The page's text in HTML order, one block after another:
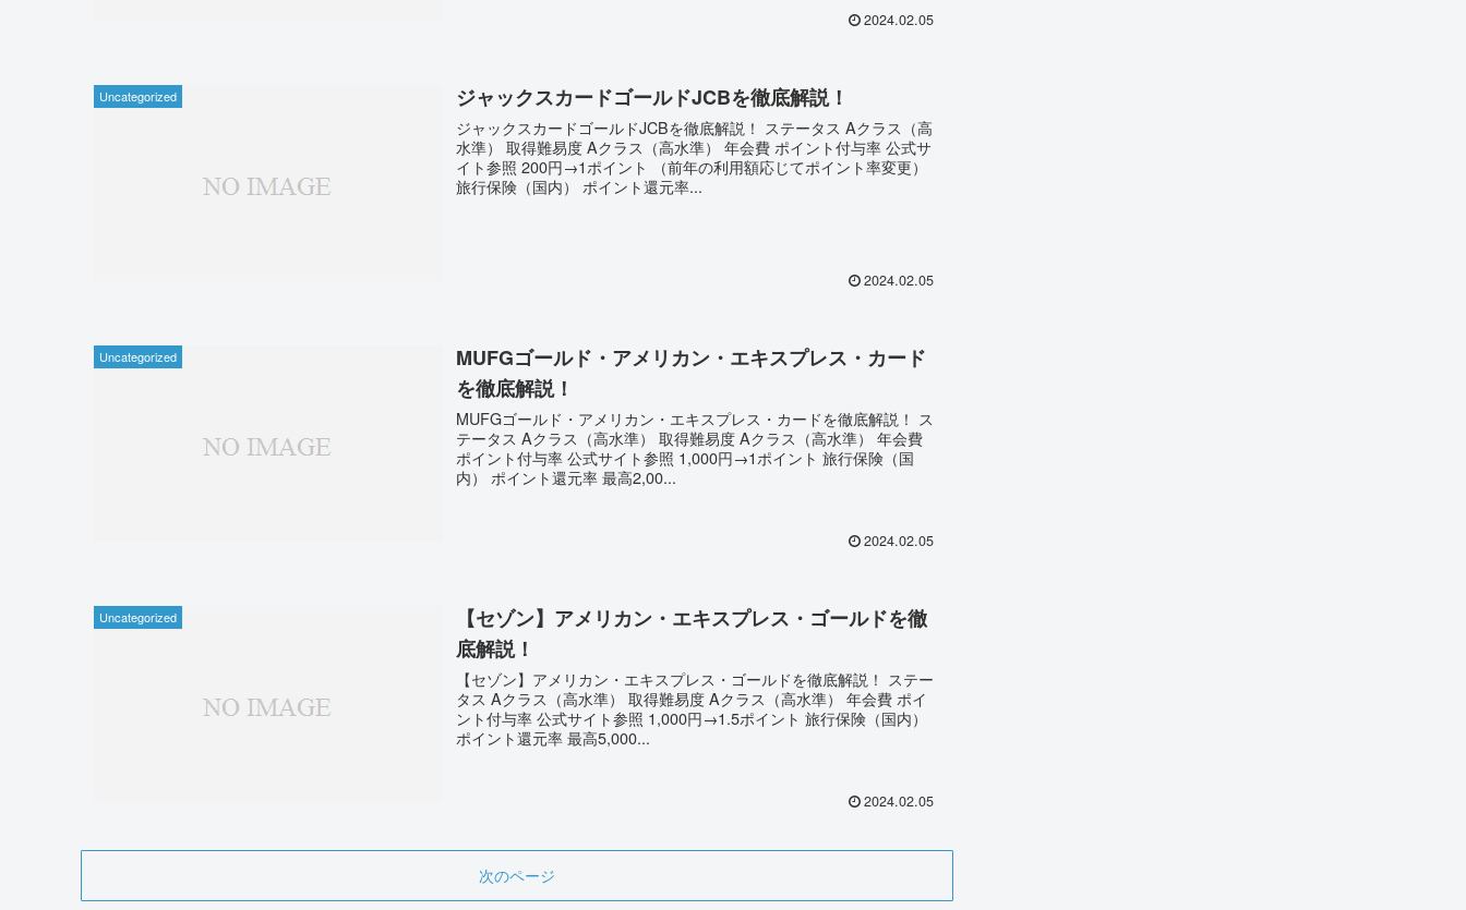
2024.02.05
Uncategorized ジャックスカードゴールドJCBを徹底解説！
ジャックスカードゴールドJCBを徹底解説！ ステータス Aクラス（高
水準） 取得難易度 Aクラス（高水準） 年会費 ポイント付与率 公式サ
イト参照 200円→1ポイント （前年の利用額応じてポイント率変更）
旅行保険（国内） ポイント還元率...
2024.02.05
Uncategorized
MUFGゴールド・アメリカン・エキスプレス・カード
を徹底解説！
MUFGゴールド・アメリカン・エキスプレス・カードを徹底解説！ ス
テータス Aクラス（高水準） 取得難易度 Aクラス（高水準） 年会費
ポイント付与率 公式サイト参照 1,000円→1ポイント 旅行保険（国
内） ポイント還元率 最高2,00...
2024.02.05
Uncategorized
【セゾン】アメリカン・エキスプレス・ゴールドを徹
底解説！
【セゾン】アメリカン・エキスプレス・ゴールドを徹底解説！ ステー
タス Aクラス（高水準） 取得難易度 Aクラス（高水準） 年会費 ポイ
ント付与率 公式サイト参照 1,000円→1.5ポイント 旅行保険（国内）
ポイント還元率 最高5,000...
2024.02.05
次のページ